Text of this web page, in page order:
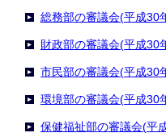
総務部の審議会(平成30
財政部の審議会(平成30
市民部の審議会(平成30
環境部の審議会(平成30
保健福祉部の審議会(平